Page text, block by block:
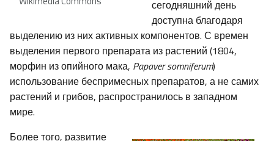
сегодняшний день
доступна благодаря
выделению из них активных компонентов. С времен
выделения первого препарата из растений (1804,
морфин из опийного мака, Papaver somniferum)
использование беспримесных препаратов, а не самих
растений и грибов, распространилось в западном
мире.
Более того, развитие